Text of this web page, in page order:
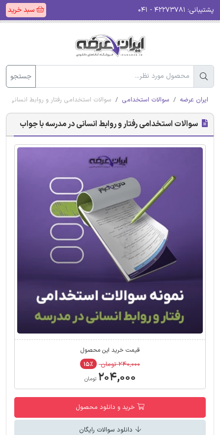
پشتیبانی: سبد خرید
جستجو
ایران عرضه سوالات استخدامی سوالات استخدامی رفتار و روابط انسانی
سوالات استخدامی رفتار و روابط انسانی در مدرسه با جواب
قیمت خرید این محصول
۲۴۰,۰۰۰ تومان ۱۵٪
۲۰۴,۰۰۰ تومان
خرید و دانلود محصول
دانلود سوالات رایگان